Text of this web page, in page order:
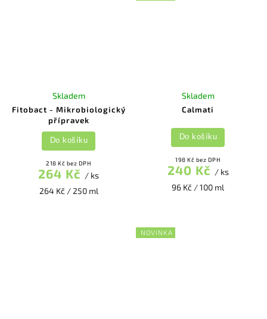
Fitobact - Mikrobiologický
přípravek
Skladem
218 Kč bez DPH
264 Kč / ks
264 Kč / 250 ml
Do košíku
Calmati
Skladem
198 Kč bez DPH
240 Kč / ks
96 Kč / 100 ml
Do košíku
NOVINKA